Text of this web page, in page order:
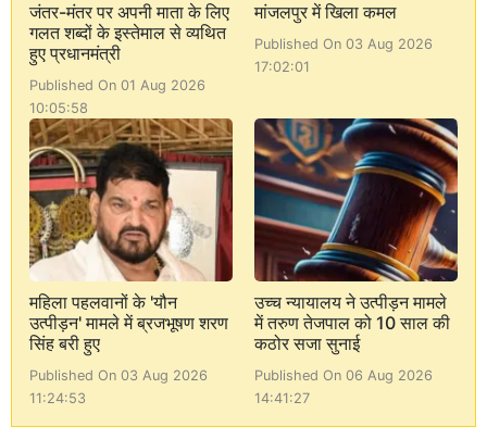
जंतर-मंतर पर अपनी माता के लिए
गलत शब्दों के इस्तेमाल से व्यथित
हुए प्रधानमंत्री
Published On 01 Aug 2026
10:05:58
मांजलपुर में खिला कमल
Published On 03 Aug 2026
17:02:01
महिला पहलवानों के 'यौन
उत्पीड़न' मामले में ब्रजभूषण शरण
सिंह बरी हुए
Published On 03 Aug 2026
11:24:53
उच्च न्यायालय ने उत्पीड़न मामले
में तरुण तेजपाल को 10 साल की
कठोर सजा सुनाई
Published On 06 Aug 2026
14:41:27